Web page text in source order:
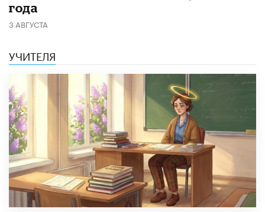
года
3 АВГУСТА
УЧИТЕЛЯ